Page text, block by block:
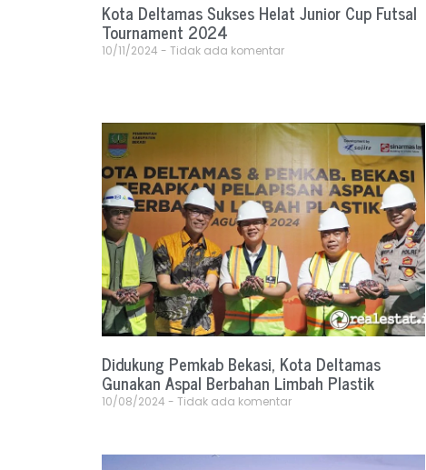
Kota Deltamas Sukses Helat Junior Cup Futsal
Tournament 2024
10/11/2024 Tidak ada komentar
Didukung Pemkab Bekasi, Kota Deltamas
Gunakan Aspal Berbahan Limbah Plastik
10/08/2024 Tidak ada komentar